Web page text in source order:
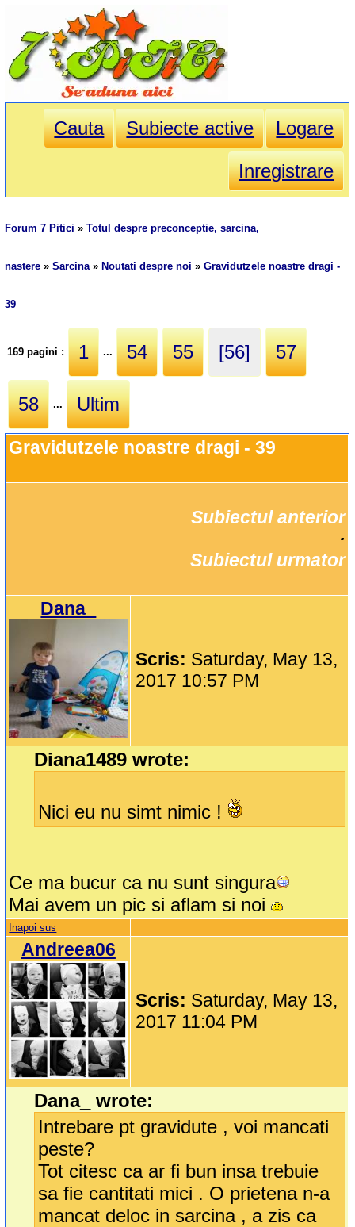
Cauta Subiecte active
Logare
Inregistrare
Forum 7 Pitici »Totul despre preconceptie, sarcina,
nastere »Sarcina» Noutati despre noi »Gravidutzele noastre dragi -
39
169 pagini : 1 ... 54 55 [56] 57
58 ... Ultim
Gravidutzele noastre dragi - 39
Subiectul anterior
Subiectul urmator
Dana_
Scris: Saturday, May 13,
2017 10:57 PM
Diana1489 wrote:
Nici eu nu simt nimic !
Ce ma bucur ca nu sunt singura
Mai avem un pic si aflam si noi
Inapoi sus
Andreea06
Scris: Saturday, May 13,
2017 11:04 PM
Dana_ wrote:
Intrebare pt gravidute , voi mancati
peste?
Tot citesc ca ar fi bun insa trebuie
sa fie cantitati mici . O prietena n-a
mancat deloc in sarcina , a zis ca